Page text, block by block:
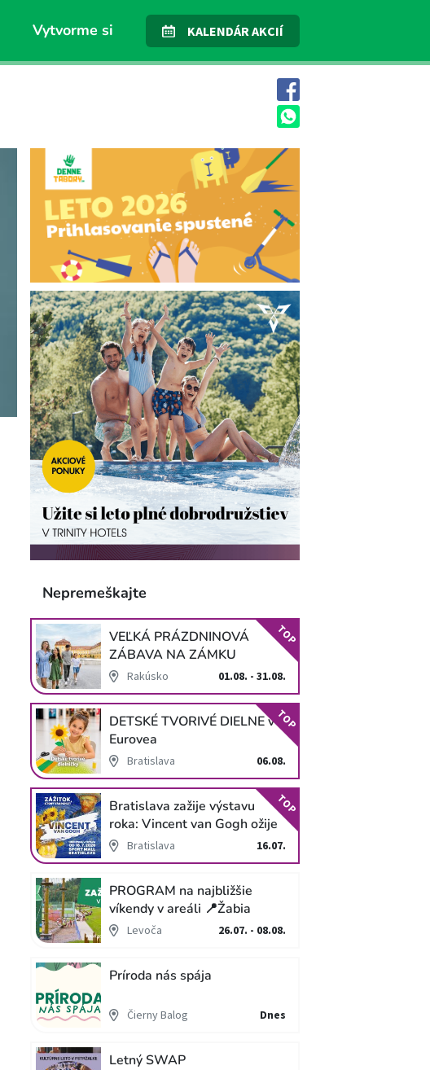
Vytvorme si KALENDÁR AKCIÍ
Nepremeškajte
VEĽKÁ PRÁZDNINOVÁ
ZÁBAVA NA ZÁMKU
SCHLOSS HOF
Rakúsko 01.08. - 31.08.
TOP
DETSKÉ TVORIVÉ DIELNE v
Eurovea
Bratislava 06.08.
TOP
Bratislava zažije výstavu
roka: Vincent van Gogh ožije
v unikátnej imerzívnej šou!
Bratislava 16.07.
TOP
PROGRAM na najbližšie
víkendy v areáli 📍Žabia
cestaLevoča 26.07. - 08.08.
Príroda nás spája
Čierny Balog Dnes
Letný SWAP